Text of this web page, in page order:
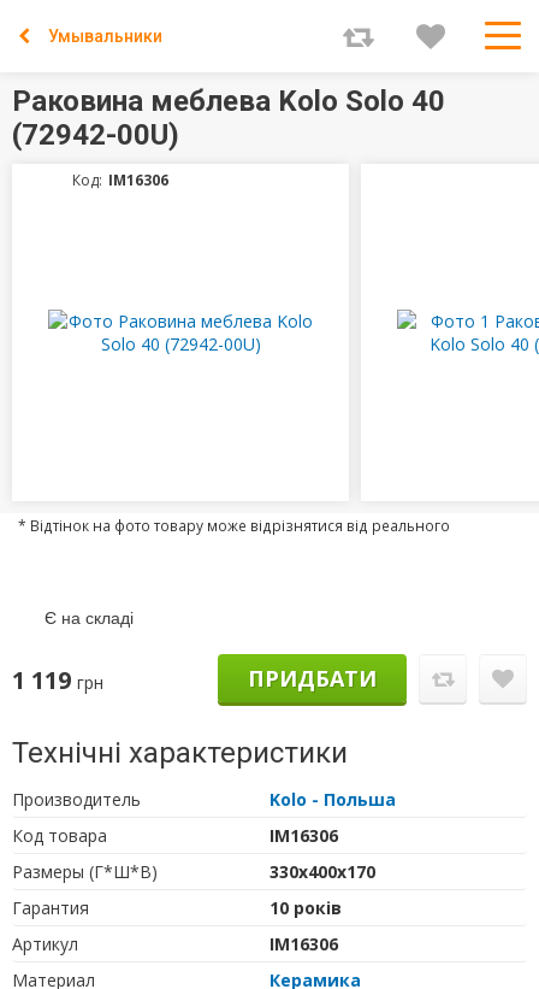
Умывальники
Раковина меблева Kolo Solo 40
(72942-00U)
Код: IM16306
* Відтінок на фото товару може відрізнятися від реального
Є на складі
1 119 грн ПРИДБАТИ
Технічні характеристики
Производитель
Kolo - Польша
Код товара
IM16306
Размеры (Г*Ш*В)
330х400х170
Гарантия
10 років
Артикул
IM16306
Материал
Керамика